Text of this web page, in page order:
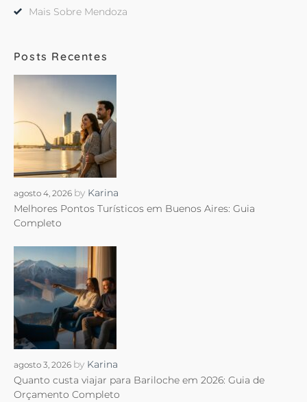
Mais Sobre Mendoza
Posts Recentes
agosto 4, 2026 by Karina
Melhores Pontos Turísticos em Buenos Aires: Guia
Completo
agosto 3, 2026 by Karina
Quanto custa viajar para Bariloche em 2026: Guia de
Orçamento Completo